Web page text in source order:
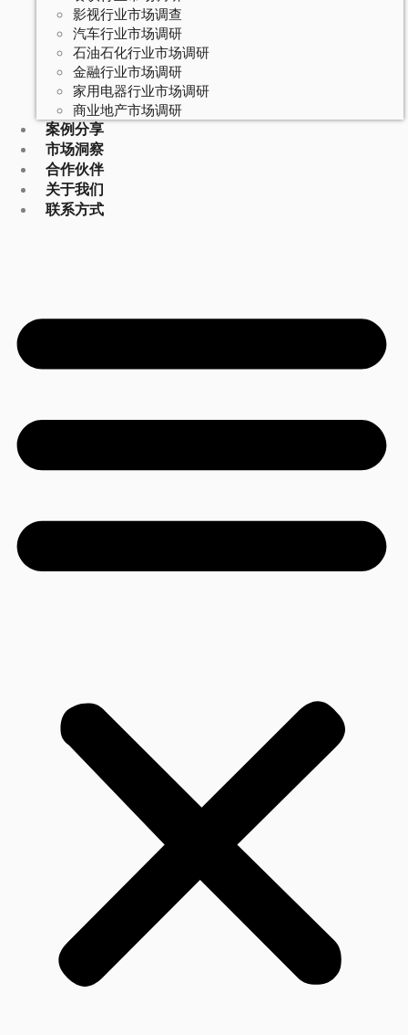
影视行业市场调查
汽车行业市场调研
石油石化行业市场调研
金融行业市场调研
家用电器行业市场调研
商业地产市场调研
案例分享
市场洞察
合作伙伴
关于我们
联系方式